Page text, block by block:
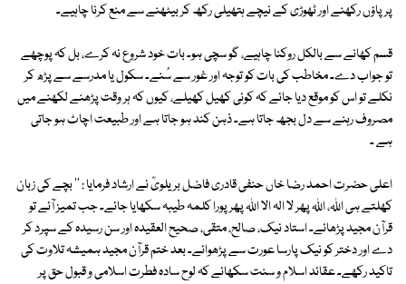
پر پاؤں رکھنے اور ٹھوڑی کے نیچے ہتھیلی رکھ کر بیٹھنے سے منع کرنا چاہیے۔
قسم کھانے سے بالکل روکنا چاہیے، گو سچی ہو۔ بات خود شروع نہ کرے، بل کہ پوچھے
تو جواب دے۔ مخاطب کی بات کو توجہ اور غور سے سُنے۔ سکول یا مدرسے سے پڑھ کر
نکلے تو اس کو موقع دیا جائے کہ کوئی کھیل کھیلے، کیوں کہ ہر وقت پڑھنے لکھنے میں
مصروف رہنے سے دل بجھ جاتا ہے۔ ذہن کند ہو جاتا ہے اور طبیعت اچاٹ ہو جاتی
ہے ۔
اعلی حضرت احمد رضا خاں حنفی قادری فاضل بریلویؒ نے ارشاد فرمایا : '' بچے کی زبان
کھلتے ہی اللہ، اللہ پھر لا الہ الا اللہ پھر پورا کلمہ طیبہ سکھایا جائے۔ جب تمیز آئے تو
قرآن مجید پڑھائے۔ استاد نیک، صالح، متقی، صحیح العقیدہ اور سن رسیدہ کے سپرد کر
دے اور دختر کو نیک پارسا عورت سے پڑھوائے۔ بعد ختم قرآن مجید ہمیشہ تلاوت کی
تاکید رکھے۔ عقائد اسلام و سنت سکھائے کہ لوح سادہ فطرت اسلامی و قبول حق پر